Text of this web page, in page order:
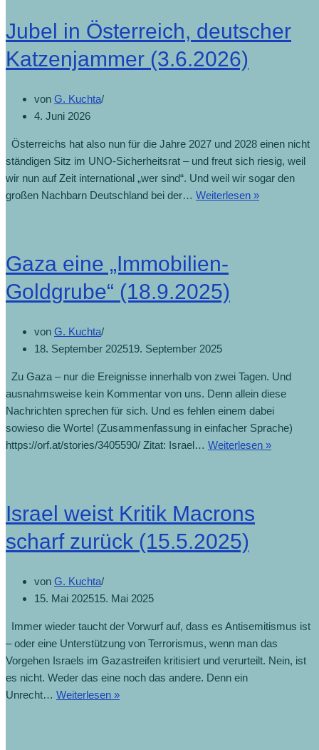
Jubel in Österreich, deutscher
Katzenjammer (3.6.2026)
von G. Kuchta
4. Juni 2026
Österreichs hat also nun für die Jahre 2027 und 2028 einen nicht
ständigen Sitz im UNO-Sicherheitsrat – und freut sich riesig, weil
wir nun auf Zeit international „wer sind“. Und weil wir sogar den
großen Nachbarn Deutschland bei der… Weiterlesen »
Gaza eine „Immobilien-
Goldgrube“ (18.9.2025)
von G. Kuchta
18. September 202519. September 2025
Zu Gaza – nur die Ereignisse innerhalb von zwei Tagen. Und
ausnahmsweise kein Kommentar von uns. Denn allein diese
Nachrichten sprechen für sich. Und es fehlen einem dabei
sowieso die Worte! (Zusammenfassung in einfacher Sprache)
https://orf.at/stories/3405590/ Zitat: Israel… Weiterlesen »
Israel weist Kritik Macrons
scharf zurück (15.5.2025)
von G. Kuchta
15. Mai 202515. Mai 2025
Immer wieder taucht der Vorwurf auf, dass es Antisemitismus ist
– oder eine Unterstützung von Terrorismus, wenn man das
Vorgehen Israels im Gazastreifen kritisiert und verurteilt. Nein, ist
es nicht. Weder das eine noch das andere. Denn ein
Unrecht… Weiterlesen »